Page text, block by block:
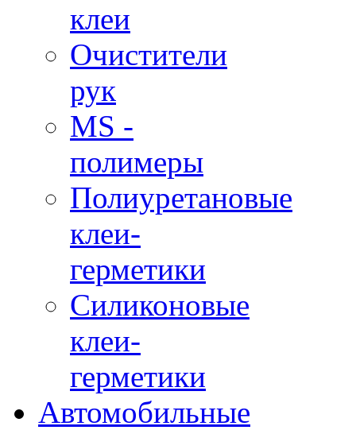
клеи
Очистители
рук
MS -
полимеры
Полиуретановые
клеи-
герметики
Силиконовые
клеи-
герметики
Автомобильные